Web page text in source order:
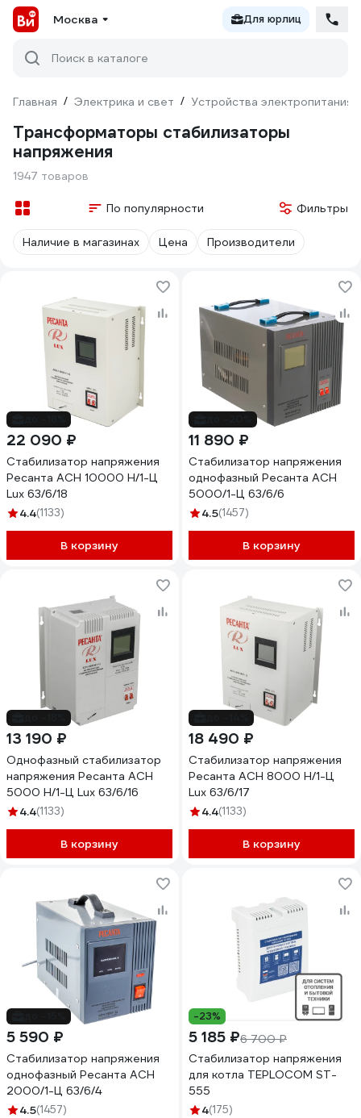
Москва Для юрлиц
Поиск в каталоге
Главная / Электрика и свет / Устройства электропитания
Трансформаторы стабилизаторы
напряжения
1947 товаров
По популярности Фильтры
Наличие в магазинах Цена Производители
22 090 ₽
Стабилизатор напряжения
Ресанта АСН 10000 Н/1-Ц
Lux 63/6/18
4.4(1133)
В корзину
11 890 ₽
Стабилизатор напряжения
однофазный Ресанта АСН
5000/1-Ц 63/6/6
4.5(1457)
В корзину
13 190 ₽
Однофазный стабилизатор
напряжения Ресанта АСН
5000 Н/1-Ц Lux 63/6/16
4.4(1133)
В корзину
18 490 ₽
Стабилизатор напряжения
Ресанта АСН 8000 Н/1-Ц
Lux 63/6/17
4.4(1133)
В корзину
5 590 ₽
Стабилизатор напряжения
однофазный Ресанта АСН
2000/1-Ц 63/6/4
4.5(1457)
-23%
5 185 ₽6 700 ₽
Стабилизатор напряжения
для котла TEPLOCOM ST-
555
4(175)